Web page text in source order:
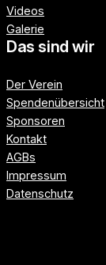
Videos
Galerie
Das sind wir
Der Verein
Spendenübersicht
Sponsoren
Kontakt
AGBs
Impressum
Datenschutz